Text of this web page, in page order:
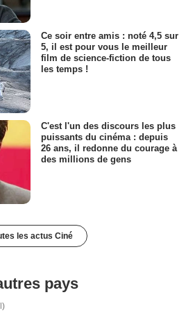
Ce soir entre amis : noté 4,5 sur
5, il est pour vous le meilleur
film de science-fiction de tous
les temps !
C'est l'un des discours les plus
puissants du cinéma : depuis
26 ans, il redonne du courage à
des millions de gens
les actus Ciné
pays